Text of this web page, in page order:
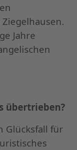
Jahre
übertrieben?
Glücksfall für